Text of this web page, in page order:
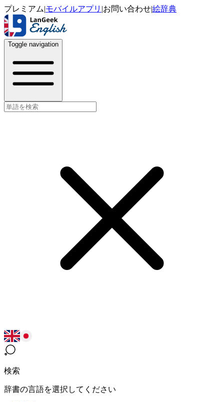
プレミアム|モバイルアプリ |お問い合わせ|絵辞典
Toggle navigation
検索
辞書の言語を選択してください